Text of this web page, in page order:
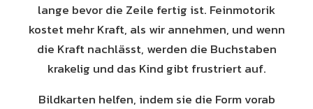
lange bevor die Zeile fertig ist. Feinmotorik
kostet mehr Kraft, als wir annehmen, und wenn
die Kraft nachlässt, werden die Buchstaben
krakelig und das Kind gibt frustriert auf.
Bildkarten helfen, indem sie die Form vorab